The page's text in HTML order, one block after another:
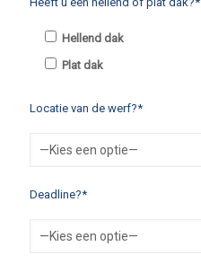
Hellend dak
Plat dak
Locatie van de werf?*
Deadline?*